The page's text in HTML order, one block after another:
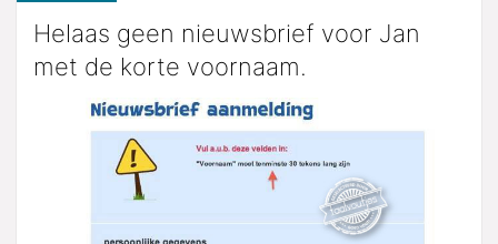
Helaas geen nieuwsbrief voor Jan
met de korte voornaam.